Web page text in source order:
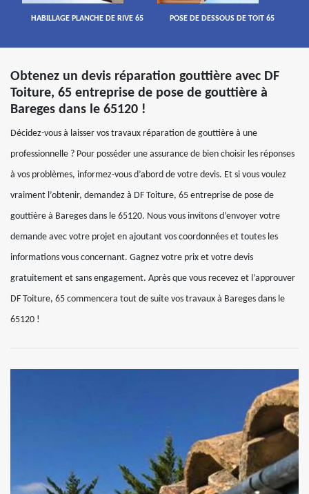
HABILLAGE PLANCHE DE RIVE 65 POSE DE DESSOUS DE TOIT 65
Obtenez un devis réparation gouttière avec DF
Toiture, 65 entreprise de pose de gouttière à
Bareges dans le 65120 !
Décidez-vous à laisser vos travaux réparation de gouttière à une
professionnelle ? Pour posséder une assurance de bien choisir les réponses
à vos problèmes, informez-vous d’abord de votre devis. Et si vous voulez
vraiment l’obtenir, demandez à DF Toiture, 65 entreprise de pose de
gouttière à Bareges dans le 65120. Nous vous invitons d’envoyer votre
demande avec votre projet en ajoutant vos coordonnées et toutes les
informations vous concernant. Gagnez votre prix et votre devis
gratuitement et sans engagement. Après que vous recevez et l’approuver
DF Toiture, 65 commencera tout de suite vos travaux à Bareges dans le
65120 !